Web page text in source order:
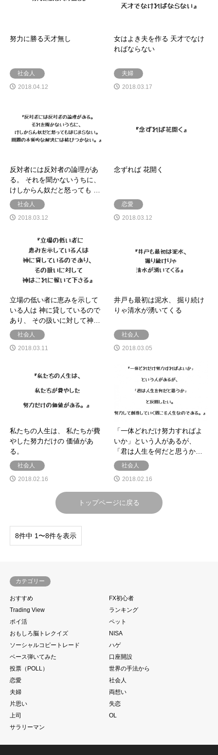
努力に勝る天才無し
社会人
2018.04.12
女はよき夫を作る 天才でなけ
ればならない
夫婦
2018.03.17
反対者には反対者の論理があ
る。 それを聞かないうちに、
けしからん奴だと怒っても …
社会人
2018.03.12
念ずれば 花開く
恋愛
2018.03.12
立場の低い者に恵みを示して
いる人は 神に貸しているので
あり、 その扱いに対して神…
社会人
2018.03.11
井戸も最初は泥水、 掘り続け
りゃ清水が湧いてくる
社会人
2018.03.05
私たちの人生は、 私たちが費
やした努力だけの 価値があ
る。
社会人
2018.02.16
「一体どれだけ努力すればよ
いか」という人があるが、
「君は人生を何だと思うか…
社会人
2018.02.16
トップページに戻る
8件中 1〜8件を表示
カテゴリー
おすすめ
FX初心者
Trading View
ランキング
ポイ活
ペット
おもしろ脳トレクイズ
NISA
ソーシャルコピートレード
ハゲ
ベース弾いてみた
口座開設
投票（POLL）
世界の手法から
恋愛
社会人
夫婦
両想い
片思い
失恋
上司
OL
サラリーマン